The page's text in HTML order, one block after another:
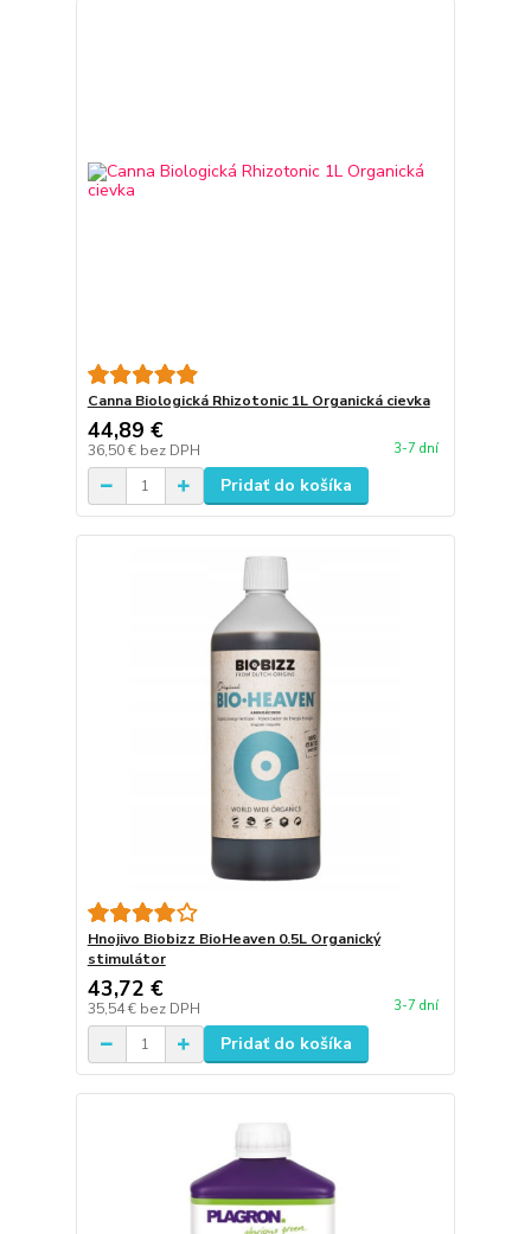
Canna Biologická Rhizotonic 1L Organická cievka
44,89 €
36,50 € bez DPH 3-7 dní
Pridať do košíka
Hnojivo Biobizz BioHeaven 0.5L Organický
stimulátor
43,72 €
35,54 € bez DPH 3-7 dní
Pridať do košíka